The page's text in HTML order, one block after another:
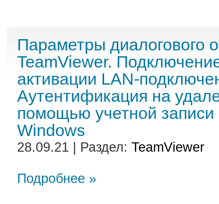
Параметры диалогового
TeamViewer.
активации LAN-
Аутентификация на
помощью учетной записи
Windows
28.09.21 | Раздел: TeamViewer
Подробнее »